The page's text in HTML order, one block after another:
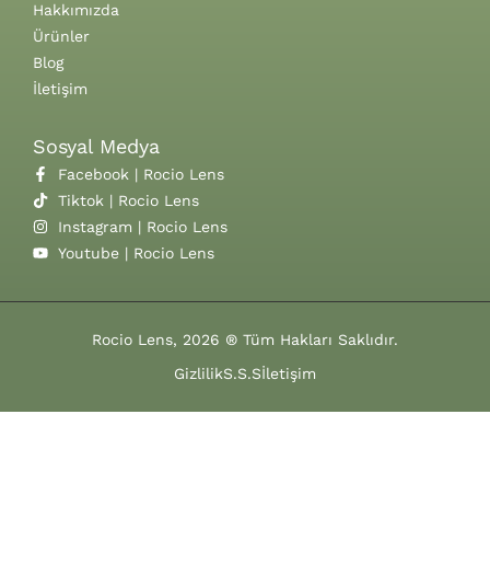
Hakkımızda
Ürünler
Blog
İletişim
Sosyal Medya
Facebook | Rocio Lens
Tiktok | Rocio Lens
Instagram | Rocio Lens
Youtube | Rocio Lens
Rocio Lens, 2026 ® Tüm Hakları Saklıdır.
GizlilikS.S.Sİletişim